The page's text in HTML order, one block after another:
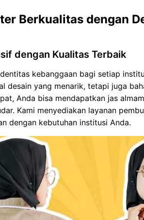
Berkualitas dengan
dengan Kualitas Terbaik
kebanggaan bagi setiap
desain yang menarik, tetapi juga
Anda bisa mendapatkan jas
Kami menyediakan layanan
dengan kebutuhan institusi Anda.